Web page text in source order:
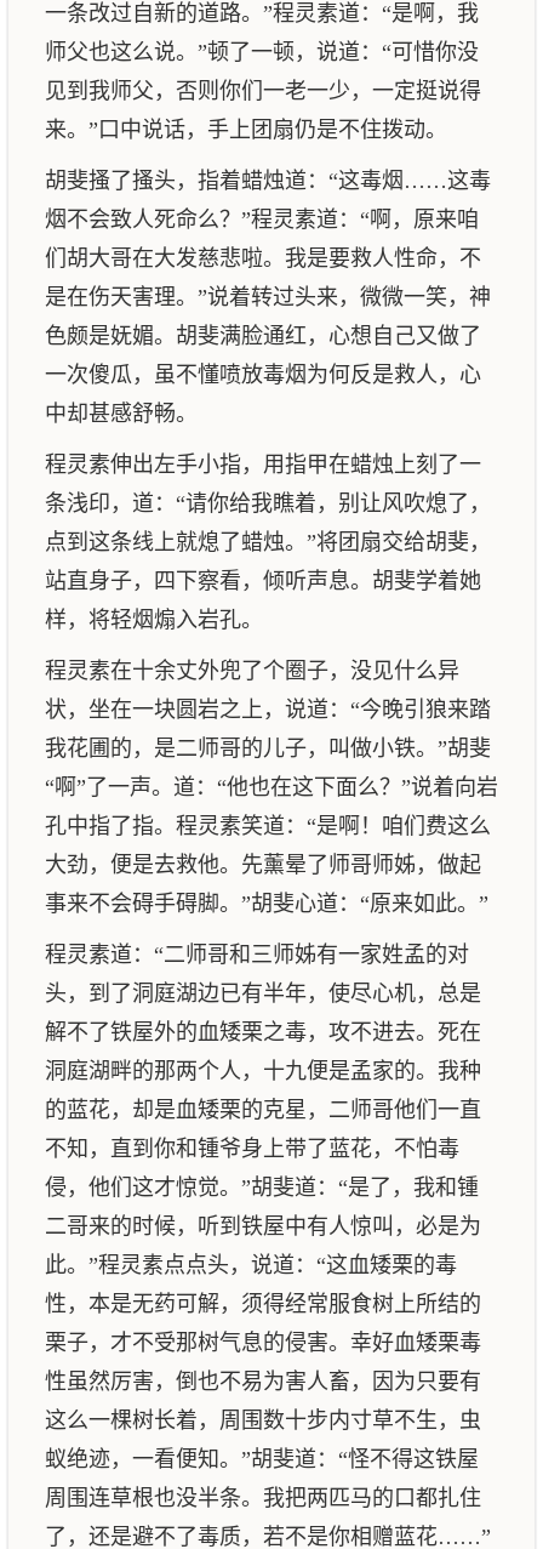
一条改过自新的道路。”程灵素道：“是啊，我
师父也这么说。”顿了一顿，说道：“可惜你没
见到我师父，否则你们一老一少，一定挺说得
来。”口中说话，手上团扇仍是不住拨动。
胡斐搔了搔头，指着蜡烛道：“这毒烟……这毒
烟不会致人死命么？”程灵素道：“啊，原来咱
们胡大哥在大发慈悲啦。我是要救人性命，不
是在伤天害理。”说着转过头来，微微一笑，神
色颇是妩媚。胡斐满脸通红，心想自己又做了
一次傻瓜，虽不懂喷放毒烟为何反是救人，心
中却甚感舒畅。
程灵素伸出左手小指，用指甲在蜡烛上刻了一
条浅印，道：“请你给我瞧着，别让风吹熄了，
点到这条线上就熄了蜡烛。”将团扇交给胡斐，
站直身子，四下察看，倾听声息。胡斐学着她
样，将轻烟煽入岩孔。
程灵素在十余丈外兜了个圈子，没见什么异
状，坐在一块圆岩之上，说道：“今晚引狼来踏
我花圃的，是二师哥的儿子，叫做小铁。”胡斐
“啊”了一声。道：“他也在这下面么？”说着向岩
孔中指了指。程灵素笑道：“是啊！咱们费这么
大劲，便是去救他。先薰晕了师哥师姊，做起
事来不会碍手碍脚。”胡斐心道：“原来如此。”
程灵素道：“二师哥和三师姊有一家姓孟的对
头，到了洞庭湖边已有半年，使尽心机，总是
解不了铁屋外的血矮栗之毒，攻不进去。死在
洞庭湖畔的那两个人，十九便是孟家的。我种
的蓝花，却是血矮栗的克星，二师哥他们一直
不知，直到你和锺爷身上带了蓝花，不怕毒
侵，他们这才惊觉。”胡斐道：“是了，我和锺
二哥来的时候，听到铁屋中有人惊叫，必是为
此。”程灵素点点头，说道：“这血矮栗的毒
性，本是无药可解，须得经常服食树上所结的
栗子，才不受那树气息的侵害。幸好血矮栗毒
性虽然厉害，倒也不易为害人畜，因为只要有
这么一棵树长着，周围数十步内寸草不生，虫
蚁绝迹，一看便知。”胡斐道：“怪不得这铁屋
周围连草根也没半条。我把两匹马的口都扎住
了，还是避不了毒质，若不是你相赠蓝花……”